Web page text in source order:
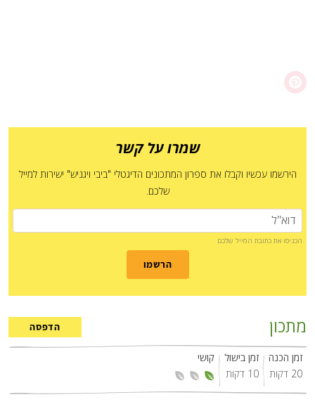
שמרו על קשר
הירשמו עכשיו וקבלו את ספרון המתכונים הדיגטלי "ביבי ויגניש" ישירות למייל
שלכם.
הכניסו את כתובת המייל שלכם
הרשמו
מתכון הדפסה
זמן הכנה
20 דקות
זמן בישול
10 דקות
קושי